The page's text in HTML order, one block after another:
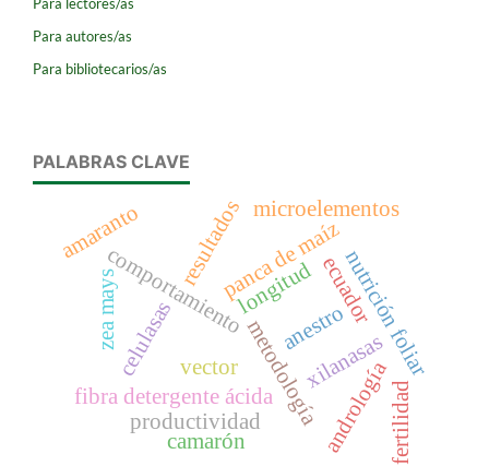
Para autores/as
Para bibliotecarios/as
PALABRAS CLAVE
comportamiento
resultados
vectormetodología
panca de maíz
fibra detergente ácida
celulasas xilanasas
nutrición foliar
microelementos
productividad
zea mays
amaranto
camarón
longitudecuador
andrología
anestro
fertilidad